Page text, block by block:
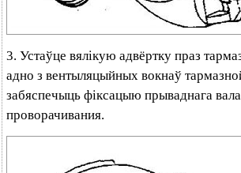
3. Устаўце вялікую адвёртку праз
адно з вентыляцыйных вокнаў
забяспечыць фіксацыю прываднага
проворачивания.